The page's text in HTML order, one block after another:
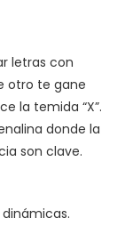
letras con
otro te gane
la temida “X”.
donde la
son clave.
dinámicas.